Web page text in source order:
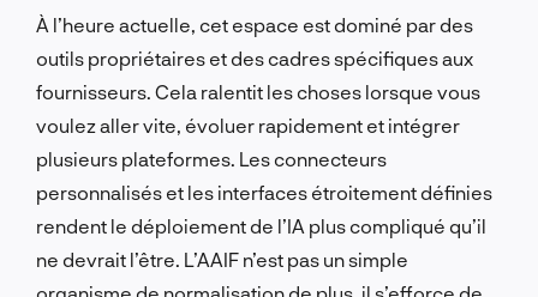
À l’heure actuelle, cet espace est dominé par des
outils propriétaires et des cadres spécifiques aux
fournisseurs. Cela ralentit les choses lorsque vous
voulez aller vite, évoluer rapidement et intégrer
plusieurs plateformes. Les connecteurs
personnalisés et les interfaces étroitement définies
rendent le déploiement de l’IA plus compliqué qu’il
ne devrait l’être. L’AAIF n’est pas un simple
organisme de normalisation de plus, il s’efforce de